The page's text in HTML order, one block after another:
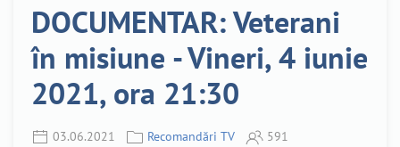
DOCUMENTAR: Veterani
în misiune - Vineri, 4 iunie
2021, ora 21:30
03.06.2021 Recomandări TV 591